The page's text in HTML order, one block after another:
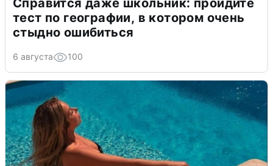
Справится даже школьник: пройдите
тест по географии, в котором очень
стыдно ошибиться
6 августа 100